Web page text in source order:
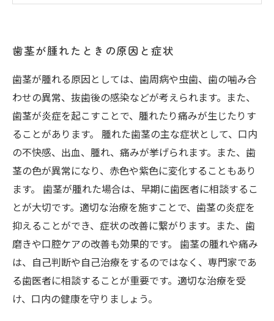
歯茎が腫れたときの原因と症状
歯茎が腫れる原因としては、歯周病や虫歯、歯の噛み合
わせの異常、抜歯後の感染などが考えられます。また、
歯茎が炎症を起こすことで、腫れたり痛みが生じたりす
ることがあります。 腫れた歯茎の主な症状として、口内
の不快感、出血、腫れ、痛みが挙げられます。また、歯
茎の色が異常になり、赤色や紫色に変化することもあり
ます。 歯茎が腫れた場合は、早期に歯医者に相談するこ
とが大切です。適切な治療を施すことで、歯茎の炎症を
抑えることができ、症状の改善に繋がります。また、歯
磨きや口腔ケアの改善も効果的です。 歯茎の腫れや痛み
は、自己判断や自己治療をするのではなく、専門家であ
る歯医者に相談することが重要です。適切な治療を受
け、口内の健康を守りましょう。